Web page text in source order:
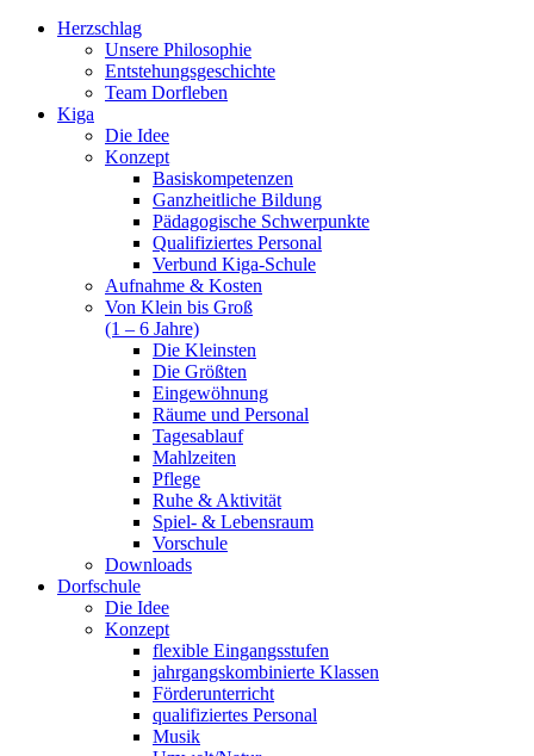
Herzschlag
Unsere Philosophie
Entstehungsgeschichte
Team Dorfleben
Kiga
Die Idee
Konzept
Basiskompetenzen
Ganzheitliche Bildung
Pädagogische Schwerpunkte
Qualifiziertes Personal
Verbund Kiga-Schule
Aufnahme & Kosten
Von Klein bis Groß
(1 – 6 Jahre)
Die Kleinsten
Die Größten
Eingewöhnung
Räume und Personal
Tagesablauf
Mahlzeiten
Pflege
Ruhe & Aktivität
Spiel- & Lebensraum
Vorschule
Downloads
Dorfschule
Die Idee
Konzept
flexible Eingangsstufen
jahrgangskombinierte Klassen
Förderunterricht
qualifiziertes Personal
Musik